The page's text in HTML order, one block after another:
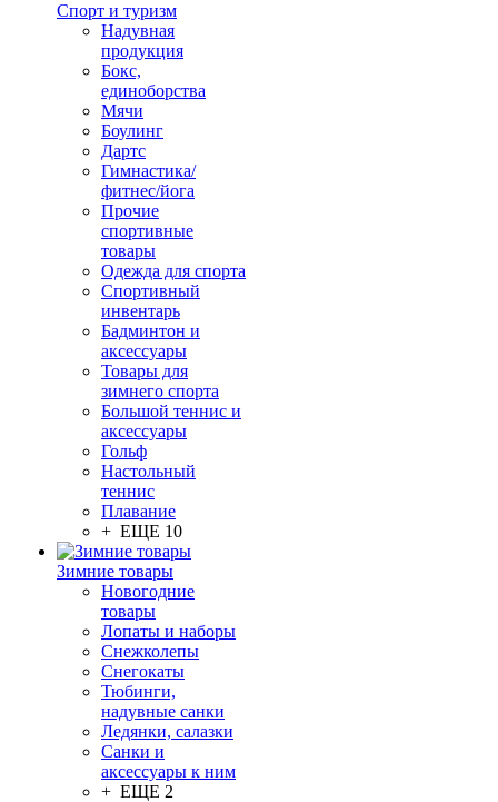
Спорт и туризм
Надувная
продукция
Бокс,
единоборства
Мячи
Боулинг
Дартс
Гимнастика/
фитнес/йога
Прочие
спортивные
товары
Одежда для спорта
Спортивный
инвентарь
Бадминтон и
аксессуары
Товары для
зимнего спорта
Большой теннис и
аксессуары
Гольф
Настольный
теннис
Плавание
+ ЕЩЕ 10
Зимние товары
Новогодние
товары
Лопаты и наборы
Снежколепы
Снегокаты
Тюбинги,
надувные санки
Ледянки, салазки
Санки и
аксессуары к ним
+ ЕЩЕ 2